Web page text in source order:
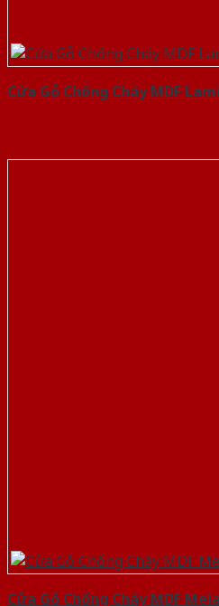
Cửa Gỗ Chống Cháy MDF
Cửa Gỗ Chống Cháy MDF